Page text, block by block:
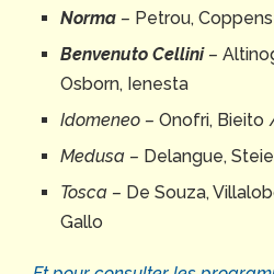
Norma – Petrou,
Benvenuto Cellini–
Osborn, Ienesta
Idomeneo – Onofri, Bieito
Medusa – Delangue,
Tosca – De Souza,
Gallo